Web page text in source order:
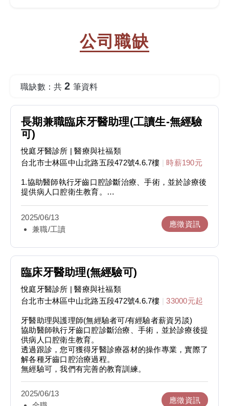
公司職缺
職缺數：共 2 筆資料
長期兼職臨床牙醫助理(工讀生-無經驗
可)
悅庭牙醫診所 | 醫療與社福類
台北市士林區中山北路五段472號4.6.7樓
時薪190元
1.協助醫師執行牙齒口腔診斷治療、手術，並於診療後
提供病人口腔衛生教育。
3.協助技工所贗復製作相關周邊事務，例如:灌石膏模
型、製作與修剪維持器等等。
5.主管交辦事項
有經驗者之時薪可調整
排班制，一週需排4~5日
早09:00~12:30
午13:30~17:00
週六營業09:00~17:00、週日是固定休診
時薪190元起
2025/06/13
兼職/工讀
應徵資訊
臨床牙醫助理(無經驗可)
悅庭牙醫診所 | 醫療與社福類
台北市士林區中山北路五段472號4.6.7樓 |33000元起
牙醫助理與護理師(無經驗者可/有經驗者薪資另談)
協助醫師執行牙齒口腔診斷治療、手術，並於診療後提
供病人口腔衛生教育。
透過跟診，您可獲得牙醫診療器材的操作專業，實際了
解各種牙齒口腔治療過程。
無經驗可，我們有完善的教育訓練。
2025/06/13
應徵資訊